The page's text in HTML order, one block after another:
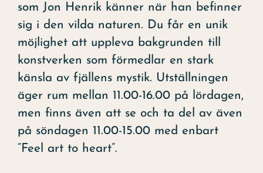
som Jon Henrik känner när han befinner
sig i den vilda naturen. Du får en unik
möjlighet att uppleva bakgrunden till
konstverken som förmedlar en stark
känsla av fjällens mystik. Utställningen
äger rum mellan 11.00-16.00 på lördagen,
men finns även att se och ta del av även
på söndagen 11.00-15.00 med enbart
”Feel art to heart”.